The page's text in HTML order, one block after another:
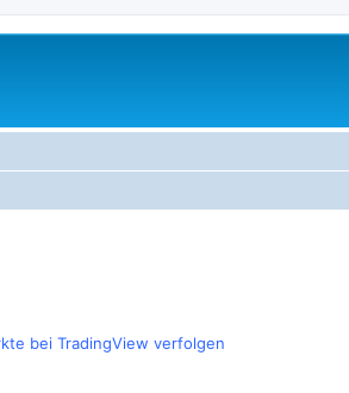
bei TradingView verfolgen